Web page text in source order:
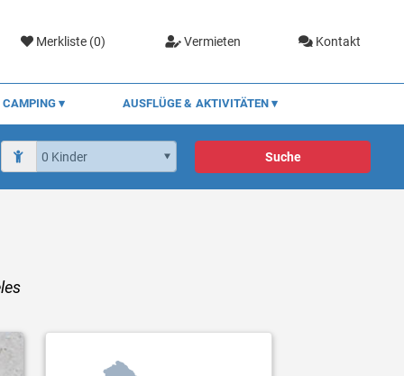
Merkliste (0) Vermieten Kontakt
CAMPING AUSFLÜGE & AKTIVITÄTEN
Suche